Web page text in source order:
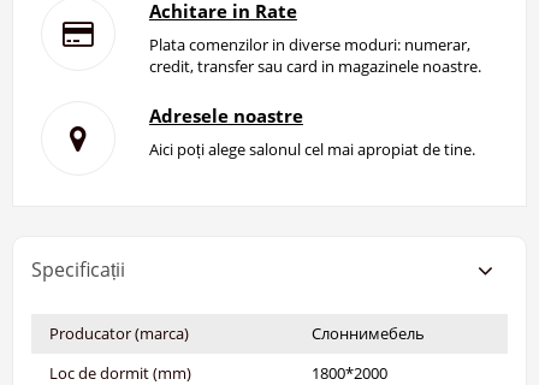
Achitare in Rate
Plata comenzilor in diverse moduri: numerar,
credit, transfer sau card in magazinele noastre.
Adresele noastre
Aici poți alege salonul cel mai apropiat de tine.
Specificații
Producator (marca)
Слоннимебель
Loc de dormit (mm)
1800*2000